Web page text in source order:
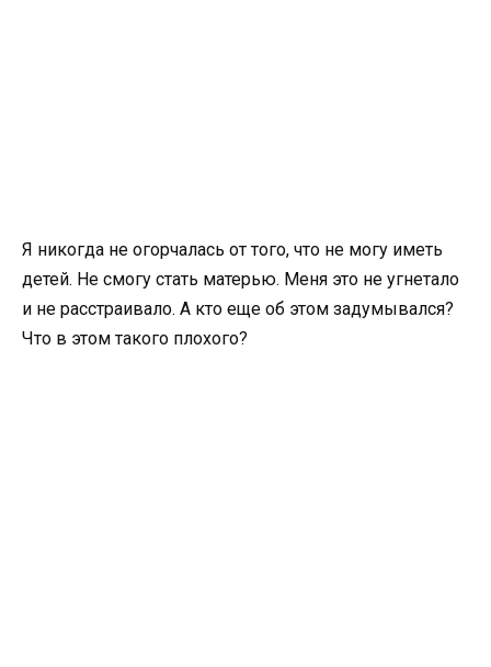
Я никогда не огорчалась от того, что не могу иметь
детей. Не смогу стать матерью. Меня это не угнетало
и не расстраивало. А кто еще об этом задумывался?
Что в этом такого плохого?